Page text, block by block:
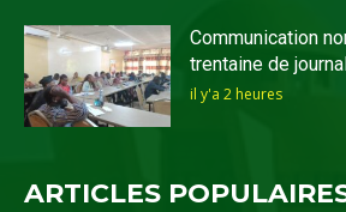
Communication
trentaine de
il y'a 2 heures
ARTICLES